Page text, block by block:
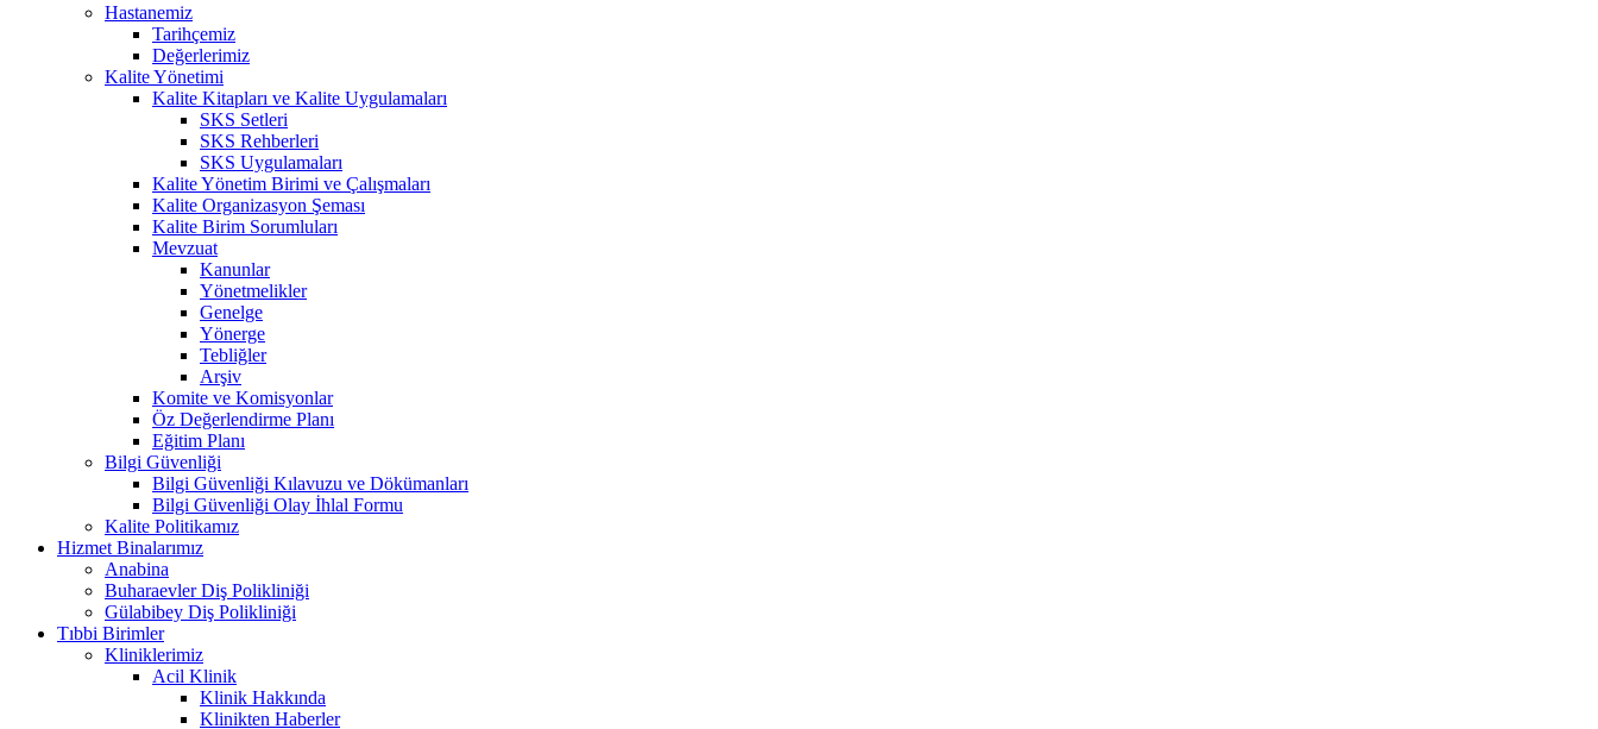
Hastanemiz
Tarihçemiz
Değerlerimiz
Kalite Yönetimi
Kalite Kitapları ve Kalite Uygulamaları
SKS Setleri
SKS Rehberleri
SKS Uygulamaları
Kalite Yönetim Birimi ve Çalışmaları
Kalite Organizasyon Şeması
Kalite Birim Sorumluları
Mevzuat
Kanunlar
Yönetmelikler
Genelge
Yönerge
Tebliğler
Arşiv
Komite ve Komisyonlar
Öz Değerlendirme Planı
Eğitim Planı
Bilgi Güvenliği
Bilgi Güvenliği Kılavuzu ve Dökümanları
Bilgi Güvenliği Olay İhlal Formu
Kalite Politikamız
Hizmet Binalarımız
Anabina
Buharaevler Diş Polikliniği
Gülabibey Diş Polikliniği
Tıbbi Birimler
Kliniklerimiz
Acil Klinik
Klinik Hakkında
Klinikten Haberler